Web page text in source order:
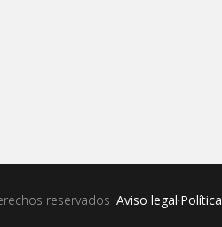
reservados ·Aviso legal·